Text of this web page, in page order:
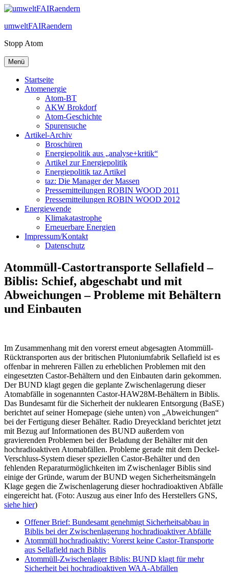
Zum
springen
umweltFAIRaendern
Stopp Atom
Menü
Startseite
Atomenergie
Atom-BT
AKW Brokdorf
Atom-Geschichte
Spurensuche
Artikel-Archiv
Broschüren
Energiepolitik aus „analyse+kritik“
Artikel zur Energiepolitik
Energiepolitik taz Artikel
taz: Die Manager der Massen
Pressemitteilungen ROBIN WOOD 2011
Pressemitteilungen ROBIN WOOD 2012
Energiewende
Klimakatastrophe
Erneuerbare Energien
Impressum/Kontakt
Datenschutz
Atommüll-Castortransporte Sellafield –
Biblis: Schief, abgeschabt und mit
Abweichungen – Probleme mit Behältern
und Einbauten
Im Zusammenhang mit den vorerst erneut abgesagten Atommüll-
Rücktransporten aus der britischen Plutoniumfabrik Sellafield ist es
offenbar in mehreren Fällen zu erheblichen Problemen mit den
eingesetzten Castor-Behältern und den Einbauten darin gekommen.
Der BUND klagt gegen die geplante Zwischenlagerung dieser
Atomabfälle in sogenannten Castor-HAW28M-Behältern in Biblis.
Das Bundesamt für die Sicherheit der nuklearen Entsorgung (BaSE)
berichtet auf seiner Homepage (siehe unten) von „Abweichungen“
bei der Fertigung dieser Behälter. Radio Dreyeckland berichtet jetzt
mit Bezug auf Informationen des BUND außerdem von
gravierenden Problemen bei der Beladung der Behälter mit den
hochradioaktiven Atomabfällen. Probleme gerade mit dem Deckel-
Verschluss-System dieser speziellen Castor-Behälter und den
fehlenden Reparaturmöglichkeiten im Zwischenlager Biblis sind
einige der Gründe, warum der BUND wegen Sicherheitsmängeln
Klage gegen die Zwischenlagerung dieser hochradioaktiven Abfälle
eingereicht hat. (Foto: Auszug aus einer Info des Herstellers GNS,
siehe hier)
Offener Brief: Bundesamt genehmigt Sicherheitsabbau in
Biblis bei der Zwischenlagerung hochradioaktiver Abfälle
Atommüll hochradioaktiv: Vorerst keine Castor-Transporte
aus Sellafield nach Biblis
Atommüll-Zwischenlager Biblis: BUND klagt für mehr
Sicherheit bei hochradioaktiven WAA-Abfällen